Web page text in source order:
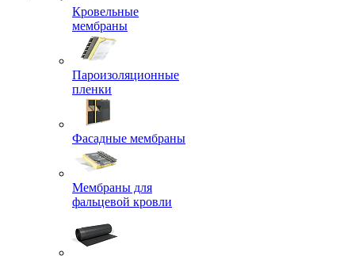
Кровельные
мембраны
Пароизоляционные
пленки
Фасадные мембраны
Мембраны для
фальцевой кровли